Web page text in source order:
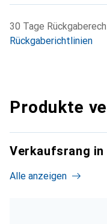
30 Tage
Rückgaberichtlinien
Produkte
Verkaufsrang in
Alle anzeigen